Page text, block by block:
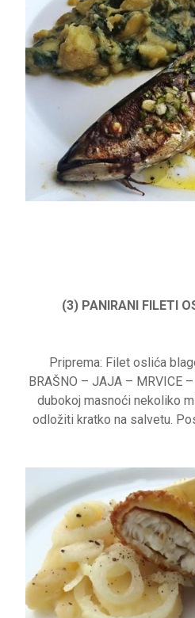
(3) PANIRANI FILETI
Priprema: Filet oslića
BRAŠNO – JAJA – MRVICE
dubokoj masnoći nekoliko
odložiti kratko na salvetu.